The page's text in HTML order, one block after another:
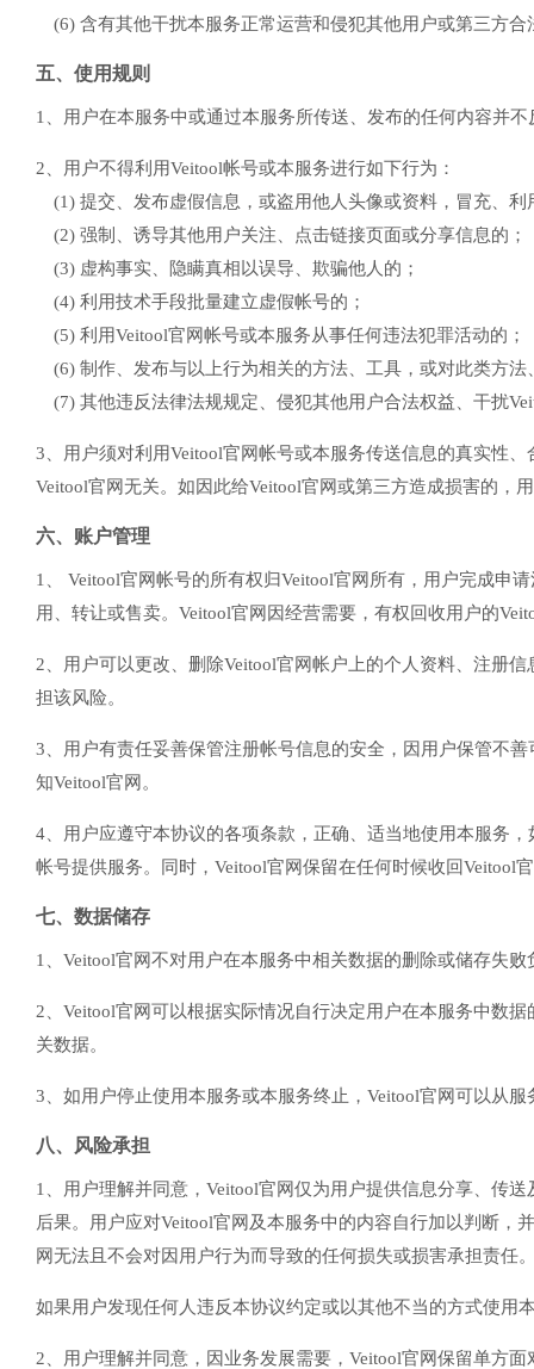
(6) 含有其他干扰本服务正常运营和侵犯其他用户或第三方合
五、使用规则
1、用户在本服务中或通过本服务所传送、发布的任何内容并
2、用户不得利用Veitool帐号或本服务进行如下行为：
(1) 提交、发布虚假信息，或盗用他人头像或资料，冒充、利
(2) 强制、诱导其他用户关注、点击链接页面或分享信息的；
(3) 虚构事实、隐瞒真相以误导、欺骗他人的；
(4) 利用技术手段批量建立虚假帐号的；
(5) 利用Veitool官网帐号或本服务从事任何违法犯罪活动的；
(6) 制作、发布与以上行为相关的方法、工具，或对此类方
(7) 其他违反法律法规规定、侵犯其他用户合法权益、干扰
3、用户须对利用Veitool官网帐号或本服务传送信息的真实性
Veitool官网无关。如因此给Veitool官网或第三方造成损害的，
六、账户管理
1、 Veitool官网帐号的所有权归Veitool官网所有，用户完成申
用、转让或售卖。Veitool官网因经营需要，有权回收用户的
2、用户可以更改、删除Veitool官网帐户上的个人资料、注册
担该风险。
3、用户有责任妥善保管注册帐号信息的安全，因用户保管不
知Veitool官网。
4、用户应遵守本协议的各项条款，正确、适当地使用本服务
帐号提供服务。同时，Veitool官网保留在任何时候收回Veitool
七、数据储存
1、Veitool官网不对用户在本服务中相关数据的删除或储存失败
2、Veitool官网可以根据实际情况自行决定用户在本服务中数
关数据。
3、如用户停止使用本服务或本服务终止，Veitool官网可以从
八、风险承担
1、用户理解并同意，Veitool官网仅为用户提供信息分享、传
后果。用户应对Veitool官网及本服务中的内容自行加以判断
网无法且不会对因用户行为而导致的任何损失或损害承担责任
如果用户发现任何人违反本协议约定或以其他不当的方式使用
2、用户理解并同意，因业务发展需要，Veitool官网保留单方